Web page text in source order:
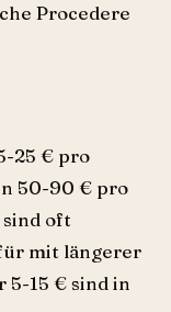
Procedere
25 € pro
50-90 € pro
oft
mit längerer
15 € sind in